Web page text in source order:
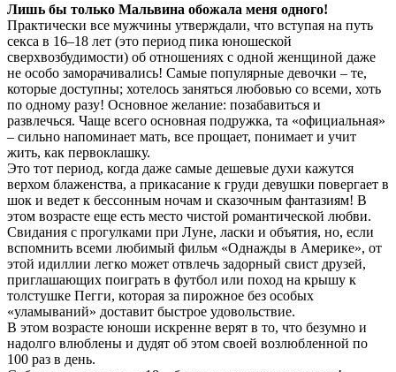
Лишь бы только Мальвина обожала меня одного!
Практически все мужчины утверждали, что вступая на путь
секса в 16–18 лет (это период пика юношеской
сверхвозбудимости) об отношениях с одной женщиной даже
не особо заморачивались! Самые популярные девочки – те,
которые доступны; хотелось заняться любовью со всеми, хоть
по одному разу! Основное желание: позабавиться и
развлечься. Чаще всего основная подружка, та «официальная»
– сильно напоминает мать, все прощает, понимает и учит
жить, как первоклашку.
Это тот период, когда даже самые дешевые духи кажутся
верхом блаженства, а прикасание к груди девушки повергает в
шок и ведет к бессонным ночам и сказочным фантазиям! В
этом возрасте еще есть место чистой романтической любви.
Свидания с прогулками при Луне, ласки и объятия, но, если
вспомнить всеми любимый фильм «Однажды в Америке», от
этой идиллии легко может отвлечь задорный свист друзей,
приглашающих поиграть в футбол или поход на крышу к
толстушке Пегги, которая за пирожное без особых
«уламываний» доставит быстрое удовольствие.
В этом возрасте юноши искренне верят в то, что безумно и
надолго влюблены и дудят об этом своей возлюбленной по
100 раз в день.